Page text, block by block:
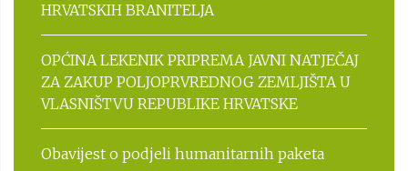
HRVATSKIH BRANITELJA
OPĆINA LEKENIK PRIPREMA JAVNI NATJEČAJ
ZA ZAKUP POLJOPRVREDNOG ZEMLJIŠTA U
VLASNIŠTVU REPUBLIKE HRVATSKE
Obavijest o podjeli humanitarnih paketa